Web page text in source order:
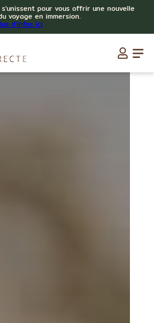
pour vous offrir une nouvelle
voyage en immersion.
d'infos ici